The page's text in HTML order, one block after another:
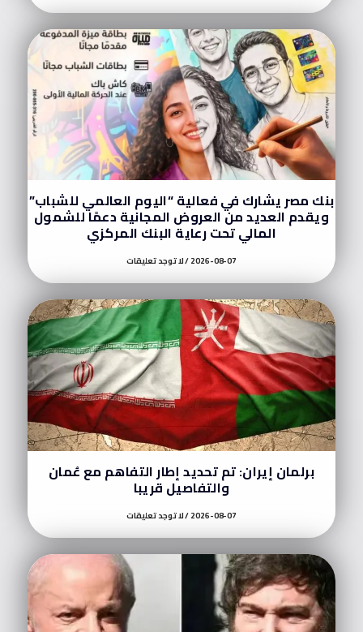
بنك مصر يشارك في فعالية “اليوم العالمي للشباب”
ويقدم العديد من العروض المجانية دعمًا للشمول
المالي تحت رعاية البنك المركزي
2026-08-07 لا توجد تعليقات
برلمان إيران: تم تحديد إطار التفاهم مع عُمان
والتفاصيل قريبا
2026-08-07 لا توجد تعليقات